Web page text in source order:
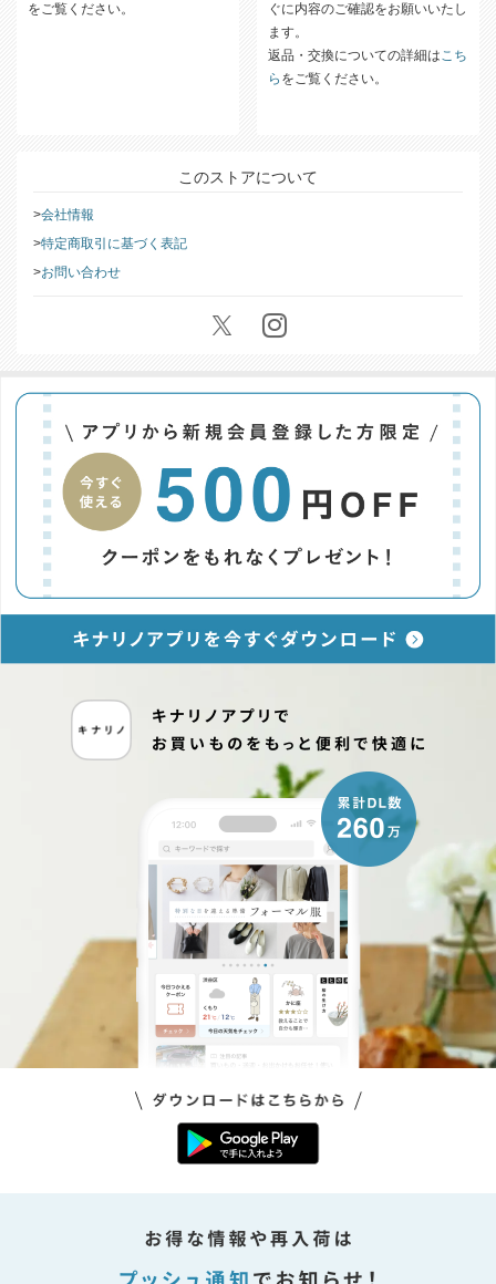
をご覧ください。
ぐに内容のご確認をお願いいたし
ます。
返品・交換についての詳細は こち
ら をご覧ください。
このストアについて
会社情報
特定商取引に基づく表記
お問い合わせ